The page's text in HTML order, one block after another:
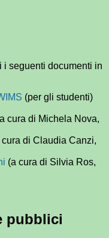
i seguenti documenti in
(per gli studenti)
cura di Michela Nova,
cura di Claudia Canzi,
(a cura di Silvia Ros,
pubblici